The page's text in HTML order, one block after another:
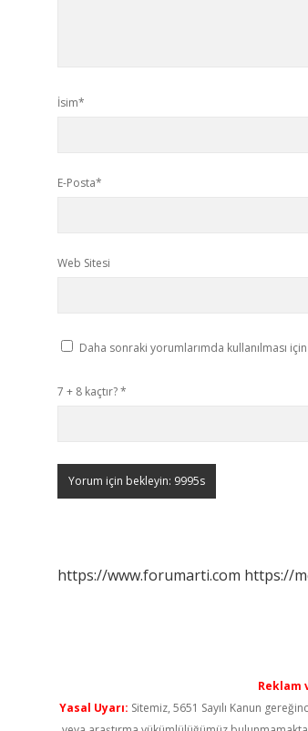
İsim*
E-Posta*
Web Sitesi
Daha sonraki yorumlarımda kullanılması
7 + 8 kaçtır?*
https://www.forumarti.com https://
Reklam
Yasal Uyarı: Sitemiz, 5651 Sayılı Kanun